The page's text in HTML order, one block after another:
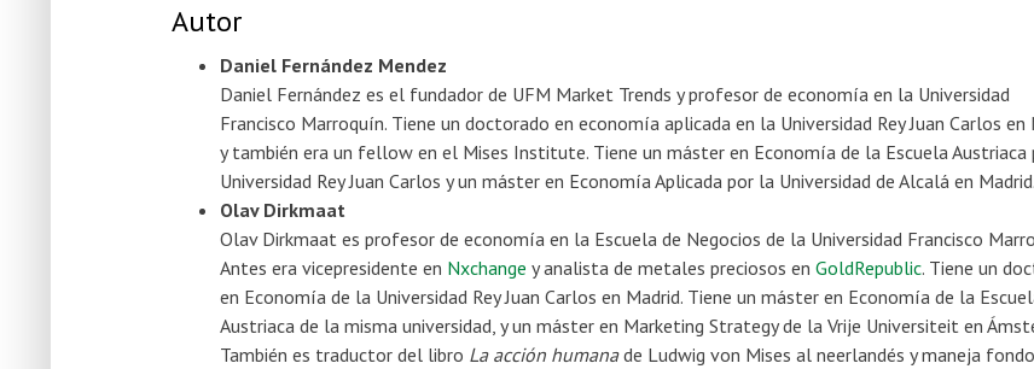
Autor
Daniel Fernández Mendez
Daniel Fernández es el fundador de UFM Market Trends y profesor de economía en la Universidad
Francisco Marroquín. Tiene un doctorado en economía aplicada en la Universidad Rey Juan Carlos en
y también era un fellow en el Mises Institute. Tiene un máster en Economía de la Escuela Austriaca
Universidad Rey Juan Carlos y un máster en Economía Aplicada por la Universidad de Alcalá en Madrid.
Olav Dirkmaat
Olav Dirkmaat es profesor de economía en la Escuela de Negocios de la Universidad Francisco
Antes era vicepresidente en Nxchange y analista de metales preciosos en GoldRepublic. Tiene un
en Economía de la Universidad Rey Juan Carlos en Madrid. Tiene un máster en Economía de la
Austriaca de la misma universidad, y un máster en Marketing Strategy de la Vrije Universiteit en
También es traductor del libro La acción humanade Ludwig von Mises al neerlandés y maneja